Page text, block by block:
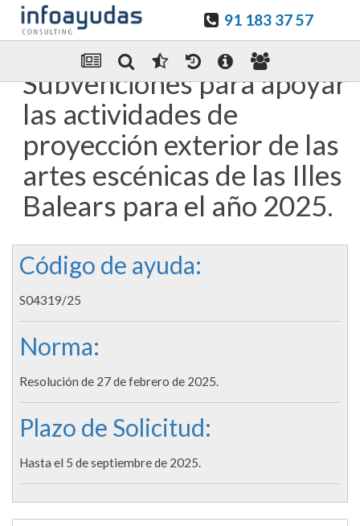
91 183 37 57
Enviar Por email
Subvenciones para apoyar
las actividades de
proyección exterior de las
artes escénicas de las Illes
Balears para el año 2025.
Código de ayuda:
S04319/25
Norma:
Resolución de 27 de febrero de 2025.
Plazo de Solicitud:
Hasta el 5 de septiembre de 2025.